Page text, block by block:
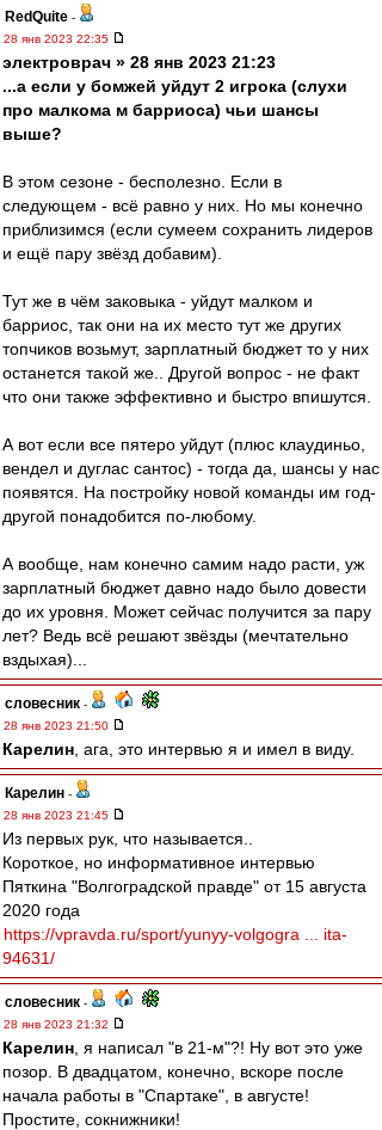
RedQuite -
28 янв 2023 22:35
электроврач » 28 янв 2023 21:23
...а если у бомжей уйдут 2 игрока (слухи
про малкома м барриоса) чьи шансы
выше?
В этом сезоне - бесполезно. Если в
следующем - всё равно у них. Но мы конечно
приблизимся (если сумеем сохранить лидеров
и ещё пару звёзд добавим).
Тут же в чём заковыка - уйдут малком и
барриос, так они на их место тут же других
топчиков возьмут, зарплатный бюджет то у них
останется такой же.. Другой вопрос - не факт
что они также эффективно и быстро впишутся.
А вот если все пятеро уйдут (плюс клаудиньо,
вендел и дуглас сантос) - тогда да, шансы у нас
появятся. На постройку новой команды им год-
другой понадобится по-любому.
А вообще, нам конечно самим надо расти, уж
зарплатный бюджет давно надо было довести
до их уровня. Может сейчас получится за пару
лет? Ведь всё решают звёзды (мечтательно
вздыхая)...
словесник -
28 янв 2023 21:50
Карелин , ага, это интервью я и имел в виду.
Карелин -
28 янв 2023 21:45
Из первых рук, что называется..
Короткое, но информативное интервью
Пяткина "Волгоградской правде" от 15 августа
2020 года
https://vpravda.ru/sport/yunyy-volgogra ... ita-
94631/
словесник -
28 янв 2023 21:32
Карелин , я написал "в 21-м"?! Ну вот это уже
позор. В двадцатом, конечно, вскоре после
начала работы в "Спартаке", в августе!
Простите, сокнижники!